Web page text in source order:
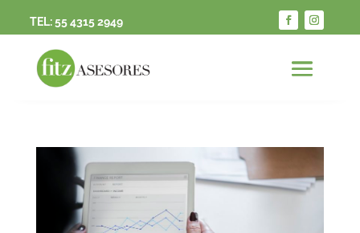
TEL:55 4315 2949